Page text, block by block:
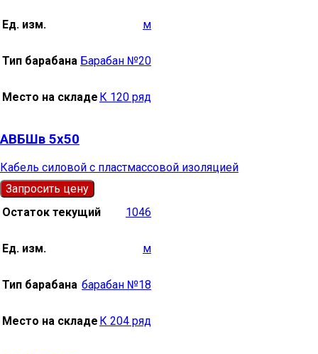
Ед. изм. м
Тип барабана Барабан №20
Место на складе К 120 ряд
АВБШв 5х50
Кабель силовой с пластмассовой изоляцией
Запросить цену
Остаток текущий
1046
Ед. изм. м
Тип барабана барабан №18
Место на складе К 204 ряд